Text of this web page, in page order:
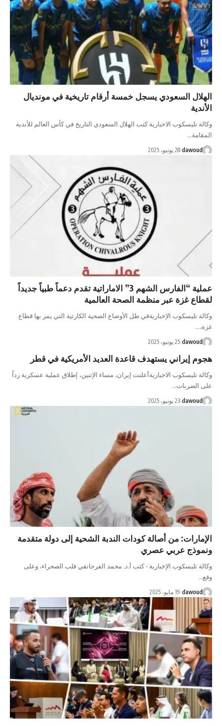
الهلال السعودي يسجل خمسة أرقام تاريخية في مونديال
الأندية
وكالة تليسكوب الاخبارية كتب الهلال السعودي التاريخ في كأس العالم للأندية
المقامة…
dawoud 28 يونيو، 2025
عملية “الفارس الشهم 3” الاماراتية تقدم دعماً طبياً جديداً
لقطاع غزة عبر منظمة الصحة العالمية
وكالة تليسكوب الإخباريةفي ظل الأوضاع الصحية الكارثية التي يمر بها قطاع
غزة،…
dawoud 25 يونيو، 2025
هجوم إيراني يستهدف قاعدة العديد الأمريكية في قطر
وكالة تليسكوب الاخباريةأعلنت إيران، مساء الإثنين، إطلاق عملية عسكرية رداً
على الضربات…
dawoud 23 يونيو، 2025
الإمارات: من أصالة كودات الندبة الشحية إلى دولة متقدمة
ونموذج عربي عصري
وكالة تليسكوب الإخبارية - كتب أ.د. محمد الفرجاتفي قلب الصحراء، وعلى
وقع…
dawoud 19 مايو، 2025